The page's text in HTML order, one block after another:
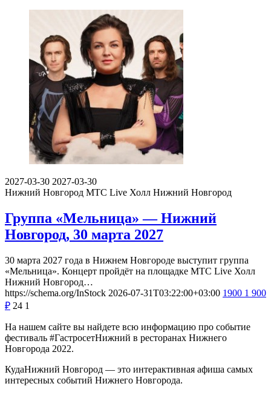
2027-03-30 2027-03-30
Нижний Новгород МТС Live Холл Нижний Новгород
Группа «Мельница» — Нижний
Новгород, 30 марта 2027
30 марта 2027 года в Нижнем Новгороде выступит группа
«Мельница». Концерт пройдёт на площадке МТС Live Холл
Нижний Новгород…
https://schema.org/InStock 2026-07-31T03:22:00+03:00 1900 1 900
₽ 24 1
На нашем сайте вы найдете всю информацию про событие
фестиваль #ГастросетНижний в ресторанах Нижнего
Новгорода 2022.
КудаНижний Новгород — это интерактивная афиша самых
интересных событий Нижнего Новгорода.